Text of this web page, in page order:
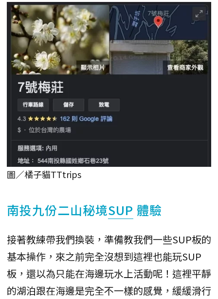
圖／橘子貓TTtrips
南投九份二山秘境SUP 體驗
接著教練帶我們換裝，準備教我們一些SUP板的
基本操作，來之前完全沒想到這裡也能玩SUP
板，還以為只能在海邊玩水上活動呢！這裡平靜
的湖泊跟在海邊是完全不一樣的感覺，緩緩滑行